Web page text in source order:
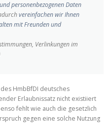
personenbezogenen Daten
vereinfachen wir Ihnen
mit Freunden und
Verlinkungen im
HmbBfDI deutsches
Erlaubnissatz nicht existiiert
fehlt wie auch die gesetzlich
gegen eine solche Nutzung